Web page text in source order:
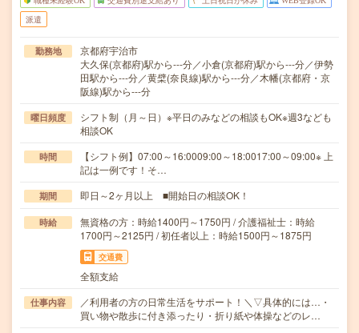
派遣
勤務地
京都府宇治市
大久保(京都府)駅から---分／小倉(京都府)駅から---分／伊勢
田駅から---分／黄檗(奈良線)駅から---分／木幡(京都府・京
阪線)駅から---分
曜日頻度
シフト制（月～日）※平日のみなどの相談もOK※週3なども
相談OK
時間
【シフト例】07:00～16:0009:00～18:0017:00～09:00※ 上
記は一例です！そ…
期間 即日～2ヶ月以上 ■開始日の相談OK！
時給
無資格の方：時給1400円～1750円 / 介護福祉士：時給
1700円～2125円 / 初任者以上：時給1500円～1875円
交通費
全額支給
仕事内容
／利用者の方の日常生活をサポート！＼▽具体的には…・
買い物や散歩に付き添ったり・折り紙や体操などのレ…